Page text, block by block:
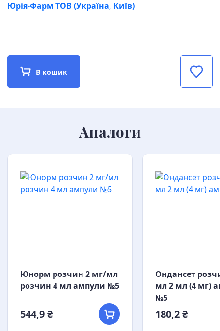
Юрія-Фарм ТОВ (Україна, Київ)
В кошик
Аналоги
Юнорм розчин 2 мг/мл
розчин 4 мл ампули №5
544,9 ₴
Ондансет
мл 2 мл (4 мг)
№5
180,2 ₴